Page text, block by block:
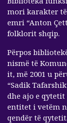
mori karakter
emri “Anton
folklorit shqip.
Përpos
nismë të
it, më 2001 u
“Sadik
dhe ajo e
entitet i vetëm
qendër të qytetit.